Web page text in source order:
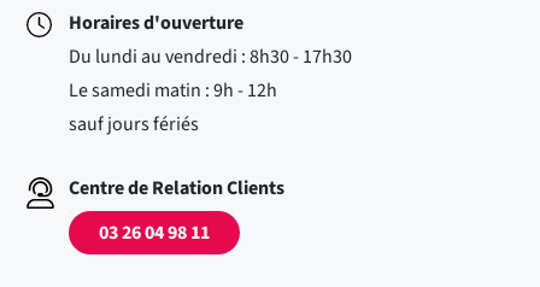
Horaires d'ouverture
Du lundi au vendredi : 8h30 - 17h30
Le samedi matin : 9h - 12h
sauf jours fériés
Centre de Relation Clients
03 26 04 98 11